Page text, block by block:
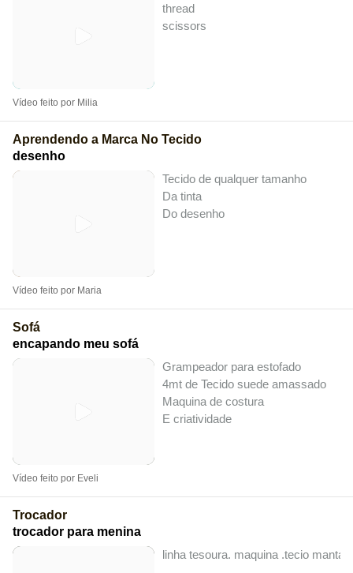
thread
scissors
Vídeo feito por Milia
Aprendendo a Marca No Tecido
desenho
Tecido de qualquer tamanho
Da tinta
Do desenho
Vídeo feito por Maria
Sofá
encapando meu sofá
Grampeador para estofado
4mt de Tecido suede amassado
Maquina de costura
E criatividade
Vídeo feito por Eveli
Trocador
trocador para menina
linha tesoura. maquina .tecio manta